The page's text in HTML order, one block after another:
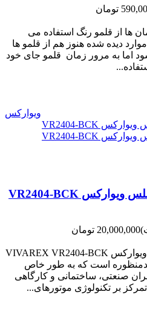
تومان
ها از قلمو رنگ استفاده می
دیده شده هنوز هم از قلمو ها
اما به مرور زمان قلمو جای خود
ویوارکس
20,000,000 تومان
کیت شارژی 4 عددی براشلس ویوارکس VIVAREX VR2404-BCK
است که به طور خاص
صنعتی، ساختمانی و کارگاهی
بر تکنولوژی موتورهای...